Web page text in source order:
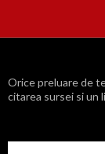
Orice preluare de
citarea sursei si un